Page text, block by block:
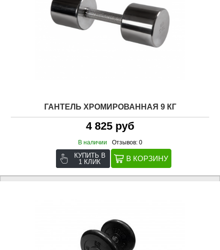
ГАНТЕЛЬ ХРОМИРОВАННАЯ 9 КГ
4 825 руб
В наличии Отзывов: 0
КУПИТЬ В
1 КЛИК